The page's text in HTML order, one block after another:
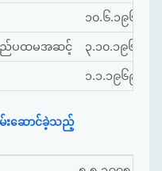
၁၀.၆.၁၉၆၄
ည်ပထမအဆင့် ၃.၁၀.၁၉၆၄
၁.၁.၁၉၆၉
မ်းဆောင်ခဲ့သည့်